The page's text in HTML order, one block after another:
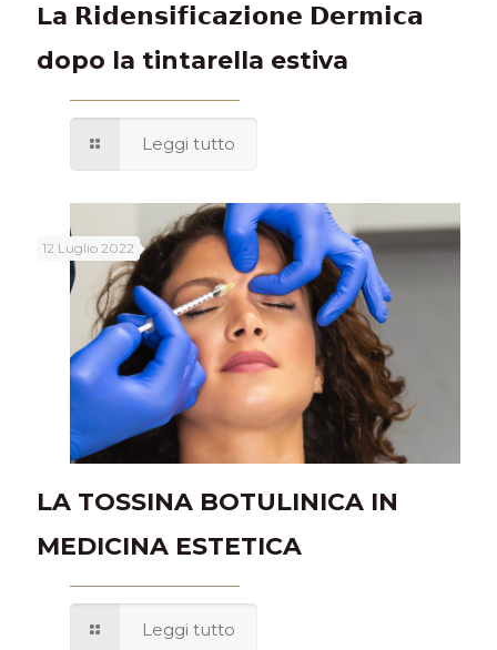
La 𝗥𝗶𝗱𝗲𝗻𝘀𝗶𝗳𝗶𝗰𝗮𝘇𝗶𝗼𝗻𝗲 𝗗𝗲𝗿𝗺𝗶𝗰𝗮
dopo la tintarella estiva
Leggi tutto
12 Luglio 2022
LA TOSSINA BOTULINICA IN
MEDICINA ESTETICA
Leggi tutto